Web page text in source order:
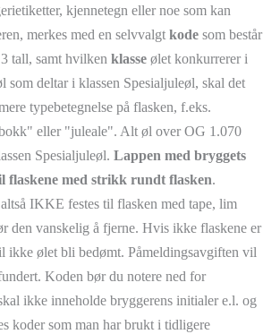
kjennetegn eller noe som kan
merkes med en selvvalgt kode som består
tall, samt hvilken klasse ølet konkurrerer i
som deltar i klassen Spesialjuleøl, skal det
typebetegnelse på flasken, f.eks.
eller "juleale". Alt øl over OG 1.070
Spesialjuleøl. Lappen med bryggets
flaskene med strikk rundt flasken.
IKKE festes til flasken med tape, lim
den vanskelig å fjerne. Hvis ikke flaskene er
ikke ølet bli bedømt. Påmeldingsavgiften vil
Koden bør du notere ned for
ikke inneholde bryggerens initialer e.l. og
koder som man har brukt i tidligere